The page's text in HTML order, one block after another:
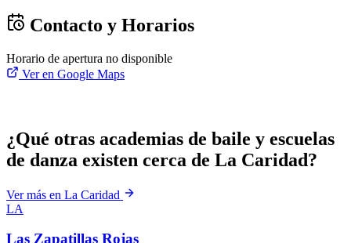
Contacto y Horarios
Horario de apertura no disponible
Ver en Google Maps
¿Qué otras academias de baile y escuelas
de danza existen cerca de La Caridad?
Ver más en La Caridad
LA
Las Zapatillas Rojas